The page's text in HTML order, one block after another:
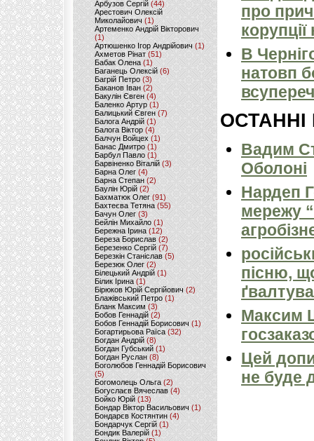
Арбузов Сергій (44)
Арестович Олексій
Миколайович(1)
Артеменко Андрій Вікторович
(1)
Артюшенко Ігор Андрійович(1)
Ахметов Рінат(51)
Бабак Олена(1)
Баганець Олексій(6)
Багрій Петро (3)
Баканов Іван(2)
Бакулін Євген (4)
Баленко Артур(1)
Балицький Євген(7)
Балога Андрій (1)
Балога Віктор (4)
Балчун Войцех (1)
Банас Дмитро (1)
Барбул Павло(1)
Барвіненко Віталій(3)
Барна Олег (4)
Барна Степан (2)
Баулін Юрій (2)
Бахматюк Олег (91)
Бахтеєва Тетяна(55)
Бачун Олег (3)
Бейлін Михайло (1)
Бережна Ірина(12)
Береза Борислав(2)
Березенко Сергій (7)
Березкін Станіслав (5)
Березюк Олег(2)
Білецький Андрій (1)
Білик Ірина (1)
Бірюков Юрій Сергійович (2)
Блажівський Петро (1)
Бланк Максим(3)
Бобов Геннадій (2)
Бобов Геннадій Борисович (1)
Богартирьова Раїса (32)
Богдан Андрій(8)
Богдан Губський (1)
Богдан Руслан(8)
Боголюбов Геннадій Борисович
(5)
Богомолець Ольга (2)
Богуслаєв Вячеслав (4)
Бойко Юрій (13)
Бондар Віктор Васильович (1)
Бондарєв Костянтин (4)
Бондарчук Сергій(1)
Бондик Валерій (1)
про
В
натовп
ОСТАННІ
Вадим
Оболоні
Нардеп
мережу
пісню,
Максим
Цей
не буде